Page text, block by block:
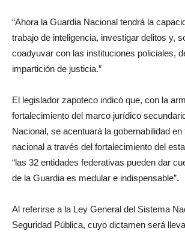
“Ahora la Guardia Nacional tendrá la
trabajo de inteligencia, investigar delitos y,
coadyuvar con las instituciones policiales,
impartición de justicia.”
El legislador zapoteco indicó que, con la
fortalecimiento del marco jurídico
Nacional, se acentuará la gobernabilidad en
nacional a través del fortalecimiento del
“las 32 entidades federativas pueden dar
de la Guardia es medular e indispensable”.
Al referirse a la Ley General del Sistema
Seguridad Pública, cuyo dictamen será